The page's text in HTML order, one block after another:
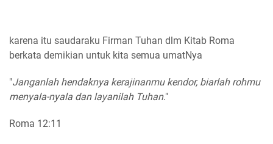
karena itu saudaraku Firman Tuhan dlm Kitab Roma
berkata demikian untuk kita semua umatNya
"Janganlah hendaknya kerajinanmu kendor, biarlah rohmu
menyala-nyala dan layanilah Tuhan."
Roma 12:11